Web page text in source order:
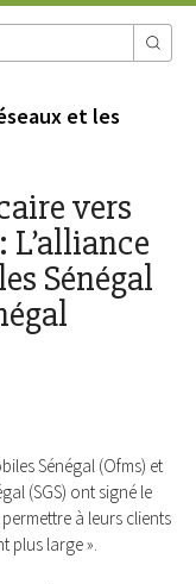
et les
vers
Sénégal
Sénégal (Ofms) et
(SGS) ont signé le
à leurs clients
plus large ».